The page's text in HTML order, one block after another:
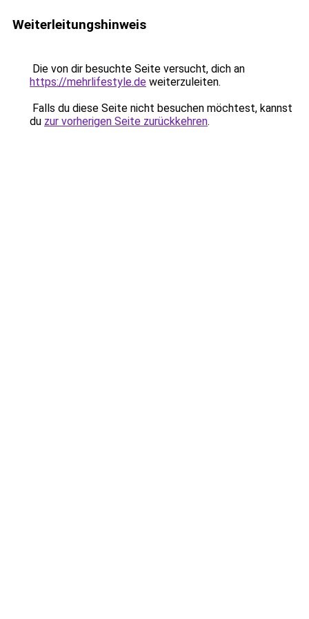
Weiterleitungshinweis
Die von dir besuchte Seite versucht, dich an
https://mehrlifestyle.de weiterzuleiten.
Falls du diese Seite nicht besuchen möchtest, kannst
du zur vorherigen Seite zurückkehren.